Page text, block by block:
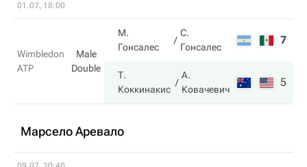
01.07, 18:00
Wimbledon
ATP
Male
Double
М.
Гонсалес
С.
Гонсалес
7
Т.
Коккинакис
А.
Ковачевич
5
Марсело Аревало